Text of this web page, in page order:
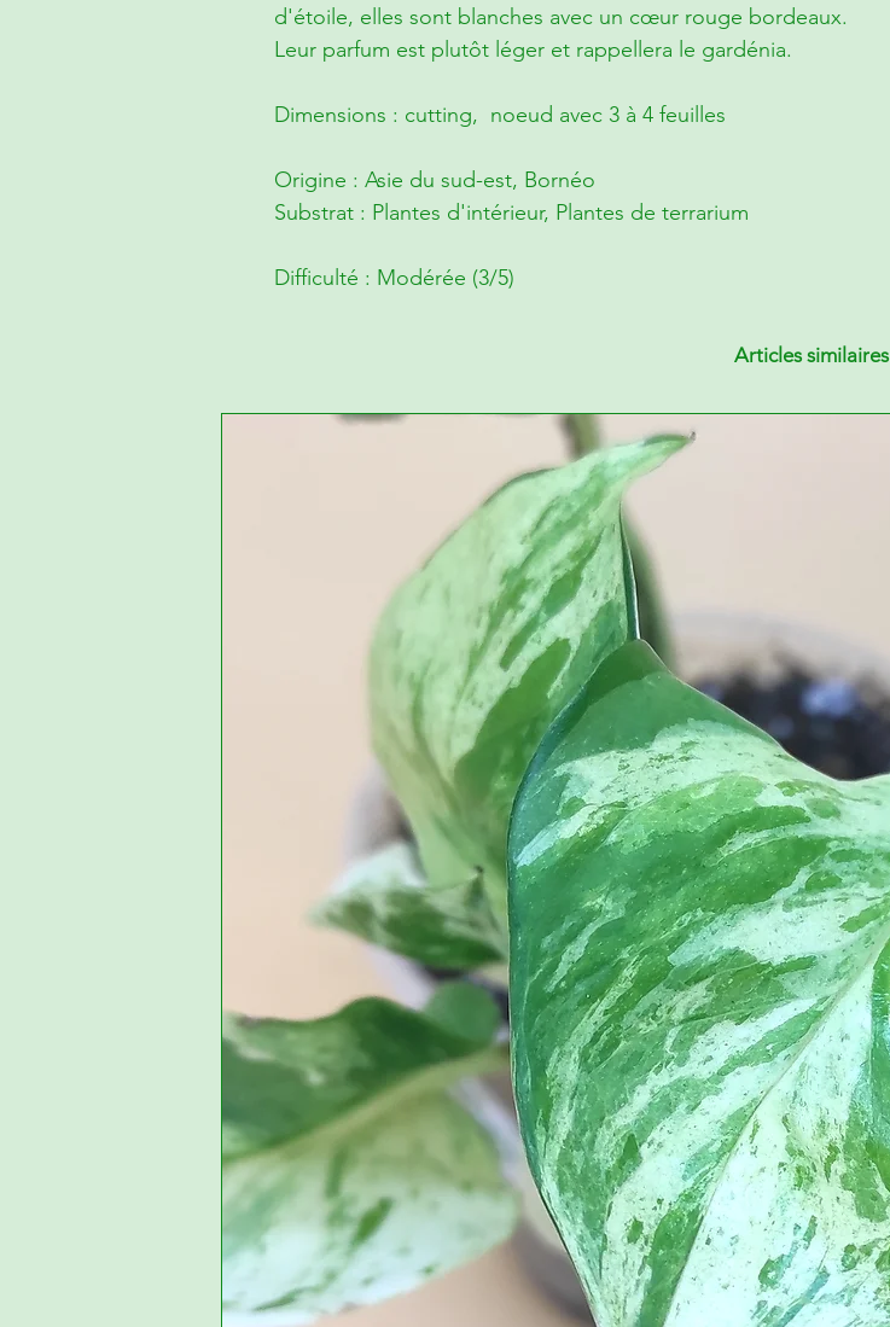
d'étoile, elles sont blanches avec un cœur rouge bordeaux.
Leur parfum est plutôt léger et rappellera le gardénia.
Dimensions : cutting, noeud avec 3 à 4 feuilles
Origine : Asie du sud-est, Bornéo
Substrat : Plantes d'intérieur, Plantes de terrarium
Difficulté : Modérée (3/5)
Articles similaires